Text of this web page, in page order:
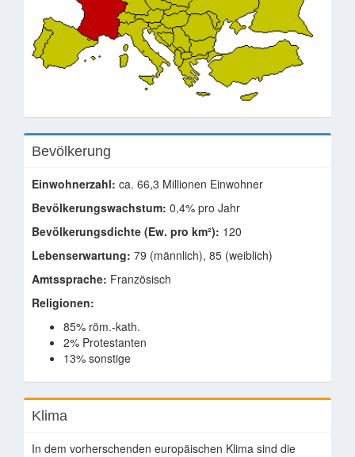
Bevölkerung
Einwohnerzahl: ca. 66,3 Millionen Einwohner
Bevölkerungswachstum: 0,4% pro Jahr
Bevölkerungsdichte (Ew. pro km²): 120
Lebenserwartung: 79 (männlich), 85 (weiblich)
Amtssprache: Französisch
Religionen:
85% röm.-kath.
2% Protestanten
13% sonstige
Klima
In dem vorherschenden europäischen Klima sind die